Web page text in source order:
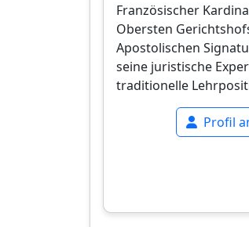
Französischer
Obersten
Apostolischen
seine juristische
traditionelle
Profil